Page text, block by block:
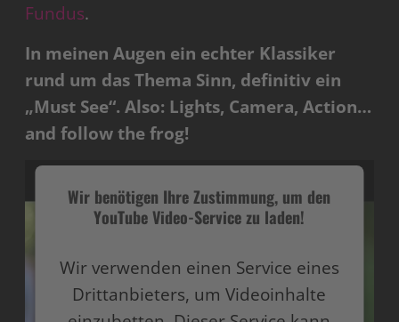
Fundus.
In meinen Augen ein echter Klassiker
rund um das Thema Sinn, definitiv ein
„Must See“. Also: Lights, Camera, Action…
and follow the frog!
Wir benötigen Ihre Zustimmung, um den
YouTube Video-Service zu laden!
Wir verwenden einen Service eines
Drittanbieters, um Videoinhalte